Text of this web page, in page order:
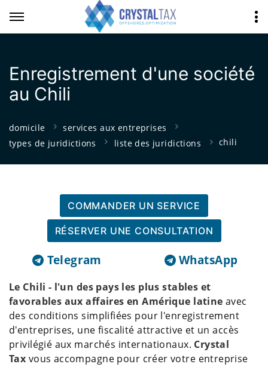
Enregistrement d'une société
au Chili
domicile
services aux entreprises
types de juridictions
liste des juridictions chili
COMMANDER UN SERVICE
RÉSERVER UNE CONSULTATION
Telegram WhatsApp
Le Chili - l'un des pays les plus stables et
favorables aux affaires en Amérique latine avec
des conditions simplifiées pour l'enregistrement
d'entreprises, une fiscalité attractive et un accès
privilégié aux marchés internationaux. Crystal
Tax vous accompagne pour créer votre entreprise